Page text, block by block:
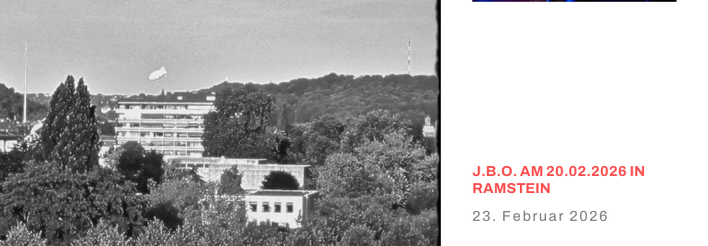
J.B.O. AM 20.02.2026 IN
RAMSTEIN
23. Februar 2026